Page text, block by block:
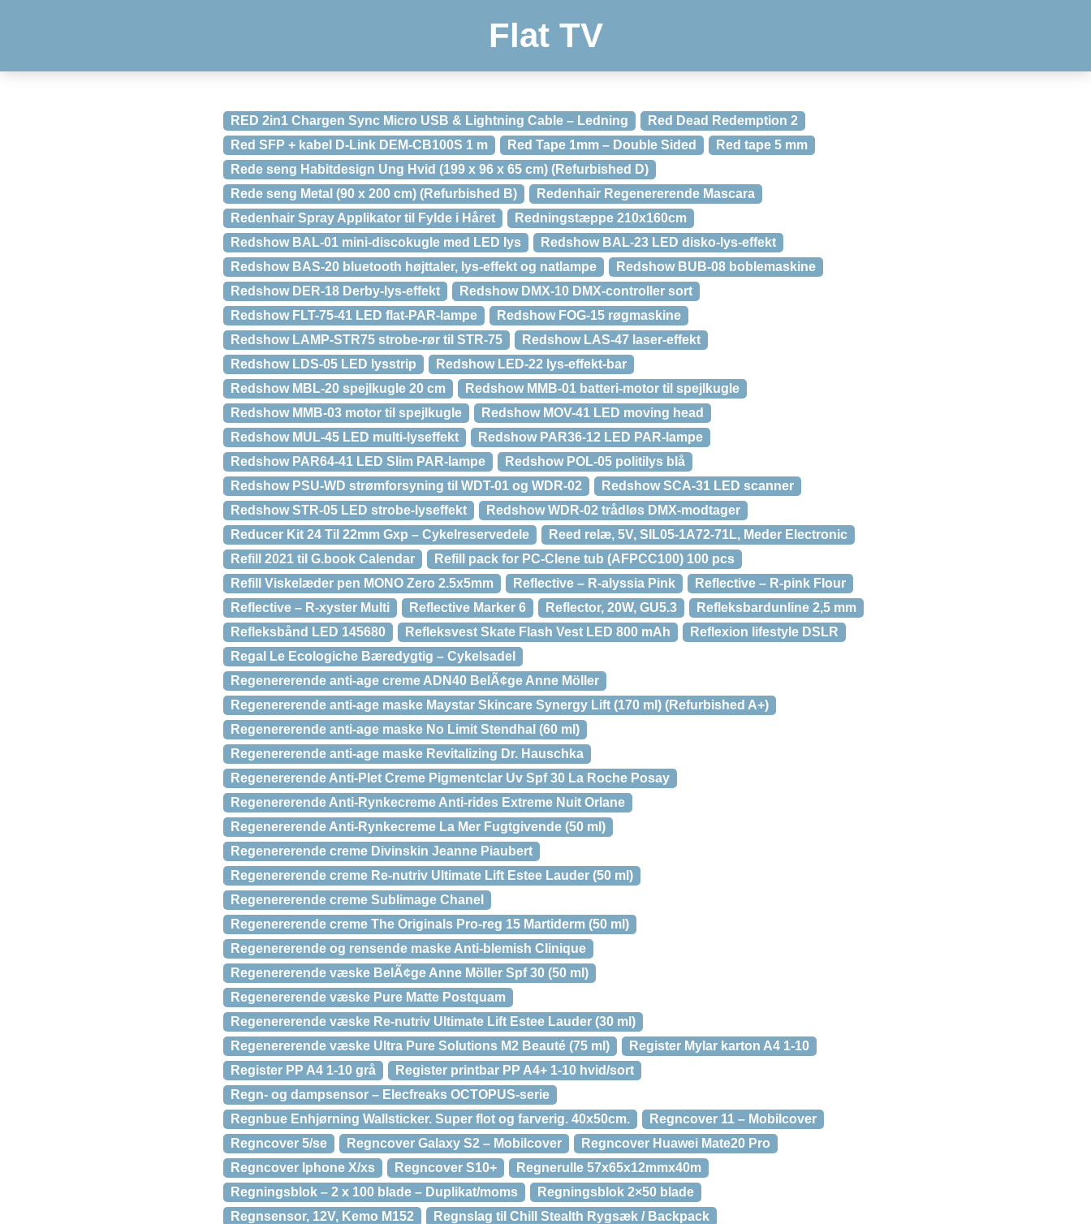
Flat TV
RED 2in1 Chargen Sync Micro USB & Lightning Cable – Ledning
Red Dead Redemption 2
Red SFP + kabel D-Link DEM-CB100S 1 m
Red Tape 1mm – Double Sided
Red tape 5 mm
Rede seng Habitdesign Ung Hvid (199 x 96 x 65 cm) (Refurbished D)
Rede seng Metal (90 x 200 cm) (Refurbished B)
Redenhair Regenererende Mascara
Redenhair Spray Applikator til Fylde i Håret
Redningstæppe 210x160cm
Redshow BAL-01 mini-discokugle med LED lys
Redshow BAL-23 LED disko-lys-effekt
Redshow BAS-20 bluetooth højttaler, lys-effekt og natlampe
Redshow BUB-08 boblemaskine
Redshow DER-18 Derby-lys-effekt
Redshow DMX-10 DMX-controller sort
Redshow FLT-75-41 LED flat-PAR-lampe
Redshow FOG-15 røgmaskine
Redshow LAMP-STR75 strobe-rør til STR-75
Redshow LAS-47 laser-effekt
Redshow LDS-05 LED lysstrip
Redshow LED-22 lys-effekt-bar
Redshow MBL-20 spejlkugle 20 cm
Redshow MMB-01 batteri-motor til spejlkugle
Redshow MMB-03 motor til spejlkugle
Redshow MOV-41 LED moving head
Redshow MUL-45 LED multi-lyseffekt
Redshow PAR36-12 LED PAR-lampe
Redshow PAR64-41 LED Slim PAR-lampe
Redshow POL-05 politilys blå
Redshow PSU-WD strømforsyning til WDT-01 og WDR-02
Redshow SCA-31 LED scanner
Redshow STR-05 LED strobe-lyseffekt
Redshow WDR-02 trådløs DMX-modtager
Reducer Kit 24 Til 22mm Gxp – Cykelreservedele
Reed relæ, 5V, SIL05-1A72-71L, Meder Electronic
Refill 2021 til G.book Calendar
Refill pack for PC-Clene tub (AFPCC100) 100 pcs
Refill Viskelæder pen MONO Zero 2.5x5mm
Reflective – R-alyssia Pink
Reflective – R-pink Flour
Reflective – R-xyster Multi
Reflective Marker 6 Reflector, 20W, GU5.3
Refleksbardunline 2,5 mm
Refleksbånd LED 145680
Refleksvest Skate Flash Vest LED 800 mAh
Reflexion lifestyle DSLR
Regal Le Ecologiche Bæredygtig – Cykelsadel
Regenererende anti-age creme ADN40 BelÃ¢ge Anne Möller
Regenererende anti-age maske Maystar Skincare Synergy Lift (170 ml) (Refurbished A+)
Regenererende anti-age maske No Limit Stendhal (60 ml)
Regenererende anti-age maske Revitalizing Dr. Hauschka
Regenererende Anti-Plet Creme Pigmentclar Uv Spf 30 La Roche Posay
Regenererende Anti-Rynkecreme Anti-rides Extreme Nuit Orlane
Regenererende Anti-Rynkecreme La Mer Fugtgivende (50 ml)
Regenererende creme Divinskin Jeanne Piaubert
Regenererende creme Re-nutriv Ultimate Lift Estee Lauder (50 ml)
Regenererende creme Sublimage Chanel
Regenererende creme The Originals Pro-reg 15 Martiderm (50 ml)
Regenererende og rensende maske Anti-blemish Clinique
Regenererende væske BelÃ¢ge Anne Möller Spf 30 (50 ml)
Regenererende væske Pure Matte Postquam
Regenererende væske Re-nutriv Ultimate Lift Estee Lauder (30 ml)
Regenererende væske Ultra Pure Solutions M2 Beauté (75 ml)
Register Mylar karton A4 1-10
Register PP A4 1-10 grå
Register printbar PP A4+ 1-10 hvid/sort
Regn- og dampsensor – Elecfreaks OCTOPUS-serie
Regnbue Enhjørning Wallsticker. Super flot og farverig. 40x50cm.
Regncover 11 – Mobilcover
Regncover 5/se
Regncover Galaxy S2 – Mobilcover
Regncover Huawei Mate20 Pro
Regncover Iphone X/xs
Regncover S10+
Regnerulle 57x65x12mmx40m
Regningsblok – 2 x 100 blade – Duplikat/moms
Regningsblok 2×50 blade
Regnsensor, 12V, Kemo M152
Regnslag til Chill Stealth Rygsæk / Backpack